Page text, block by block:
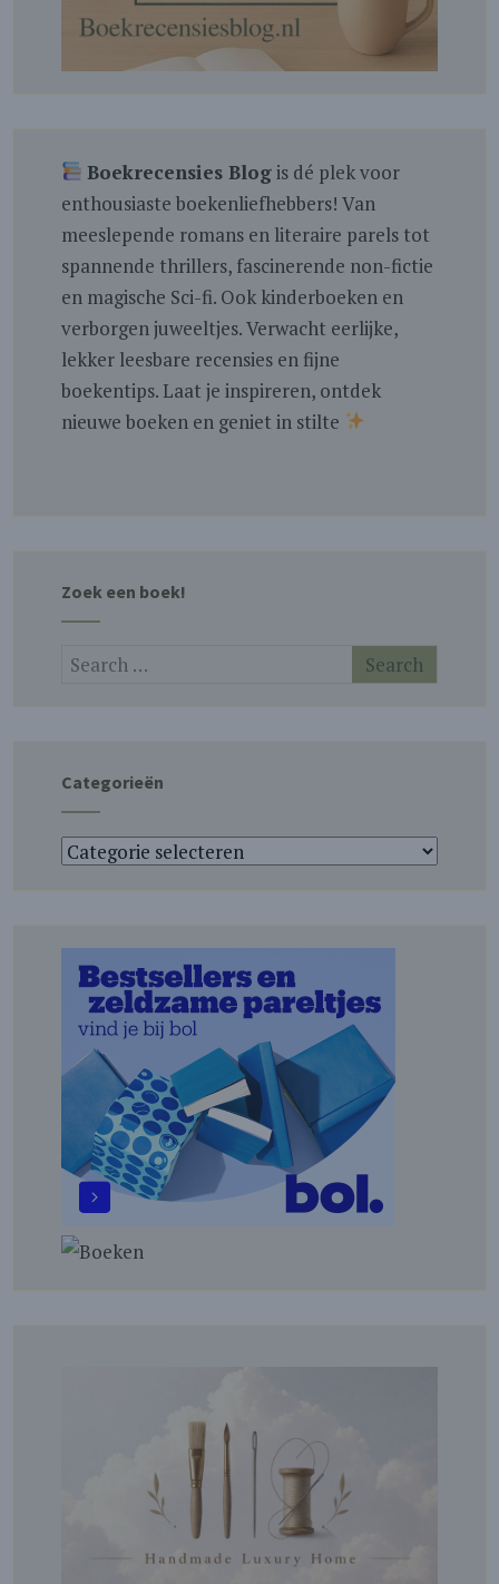
Boekrecensies Blogis dé plek voor
enthousiaste boekenliefhebbers! Van
meeslepende romans en literaire parels tot
spannende thrillers, fascinerende non-fictie
en magische Sci-fi. Ook kinderboeken en
verborgen juweeltjes. Verwacht eerlijke,
lekker leesbare recensies en fijne
boekentips. Laat je inspireren, ontdek
nieuwe boeken en geniet in stilte
Zoek een boek!
Categorieën
Categorieën